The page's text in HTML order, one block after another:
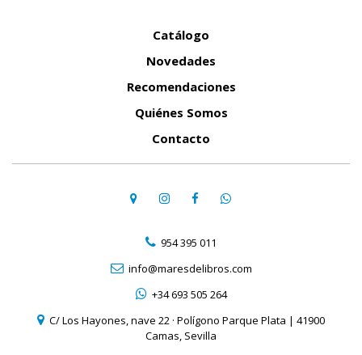
Catálogo
Novedades
Recomendaciones
Quiénes Somos
Contacto
954 395 011
info@maresdelibros.com
+34 693 505 264
C/ Los Hayones, nave 22 · Polígono Parque Plata | 41900
Camas, Sevilla